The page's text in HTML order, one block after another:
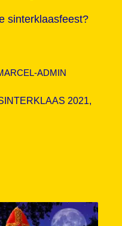
sinterklaasfeest?
ADMIN
2021,